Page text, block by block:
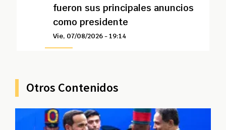
fueron sus principales anuncios
como presidente
Vie, 07/08/2026 - 19:14
Otros Contenidos